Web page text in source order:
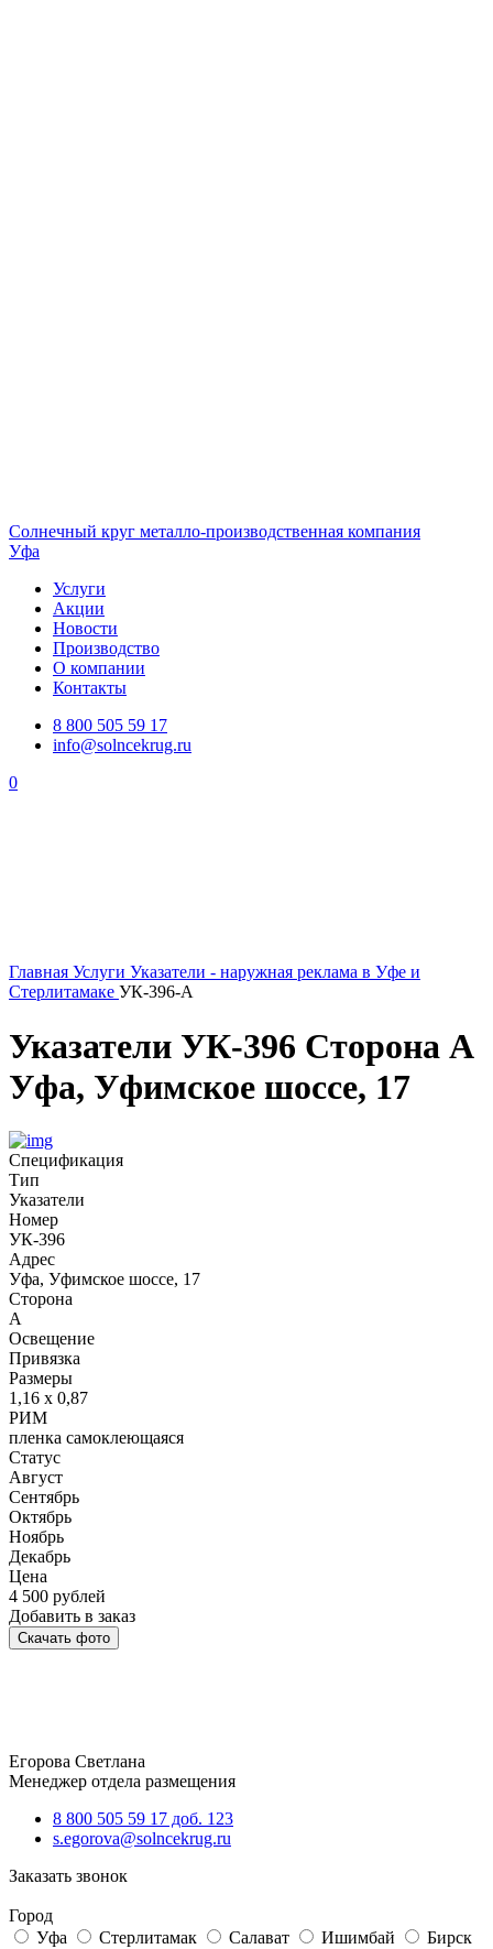
Солнечный круг металло-производственная компания
Уфа
Услуги
Акции
Новости
Производство
О компании
Контакты
8 800 505 59 17
info@solncekrug.ru
0
Главная Услуги Указатели - наружная реклама в Уфе и
Стерлитамаке УК-396-А
Указатели УК-396 Сторона А
Уфа, Уфимское шоссе, 17
Спецификация
Тип
Указатели
Номер
УК-396
Адрес
Уфа, Уфимское шоссе, 17
Сторона
А
Освещение
Привязка
Размеры
1,16 х 0,87
РИМ
пленка самоклеющаяся
Статус
Август
Сентябрь
Октябрь
Ноябрь
Декабрь
Цена
4 500 рублей
Добавить в заказ
Скачать фото
Егорова Светлана
Менеджер отдела размещения
8 800 505 59 17 доб. 123
s.egorova@solncekrug.ru
Заказать звонок
Город
Уфа
Стерлитамак Салават Ишимбай
Бирск